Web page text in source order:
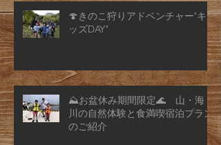
🍄きのこ狩りアドベンチャー"キ
ッズDAY"
⛰️お盆休み期間限定🌊 山・海・
川の自然体験と食満喫宿泊プラン
のご紹介